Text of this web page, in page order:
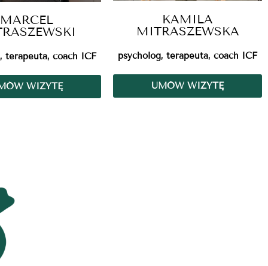
MARCEL
terapeuta, coach ICF
WIZYTĘ
KAMILA
MITRASZEWSKA
psycholog, terapeuta, coach ICF
UMÓW WIZYTĘ